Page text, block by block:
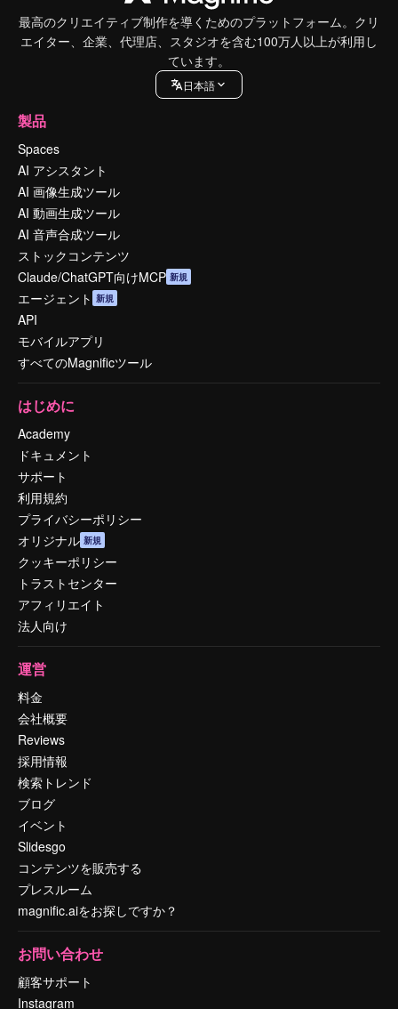
最高のクリエイティブ制作を導くためのプラットフォーム。クリ
エイター、企業、代理店、スタジオを含む100万人以上が利用し
ています。
日本語
製品
Spaces
AI アシスタント
AI 画像生成ツール
AI 動画生成ツール
AI 音声合成ツール
ストックコンテンツ
Claude/ChatGPT向けMCP 新規
エージェント 新規
API
モバイルアプリ
すべてのMagnificツール
はじめに
Academy
ドキュメント
サポート
利用規約
プライバシーポリシー
オリジナル 新規
クッキーポリシー
トラストセンター
アフィリエイト
法人向け
運営
料金
会社概要
Reviews
採用情報
検索トレンド
ブログ
イベント
Slidesgo
コンテンツを販売する
プレスルーム
magnific.aiをお探しですか？
お問い合わせ
顧客サポート
Instagram